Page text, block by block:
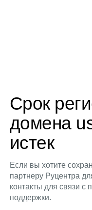
Срок
домена
истек
Если вы хотите
партнеру Руцентра
контакты для связи
поддержки.